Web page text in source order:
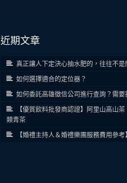
近期文章
真正讓人下定決心抽水肥的，往往不是
如何選擇適合的定位器？
如何委託高雄徵信公司進行查詢？需要
【優質飲料批發商認證】阿里山高山
類青茶
【婚禮主持人＆婚禮樂團服務費用參